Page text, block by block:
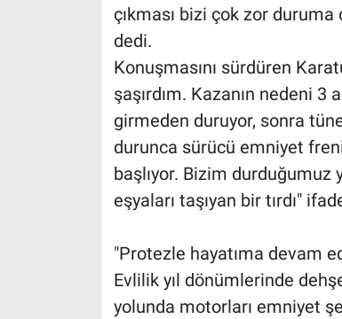
çıkması bizi çok zor
dedi.
Konuşmasını sürdüren
şaşırdım. Kazanın nedeni 3
girmeden duruyor, sonra
durunca sürücü emniyet
başlıyor. Bizim durduğumuz
eşyaları taşıyan bir tırdı"
"Protezle hayatıma devam
Evlilik yıl dönümlerinde
yolunda motorları emniyet